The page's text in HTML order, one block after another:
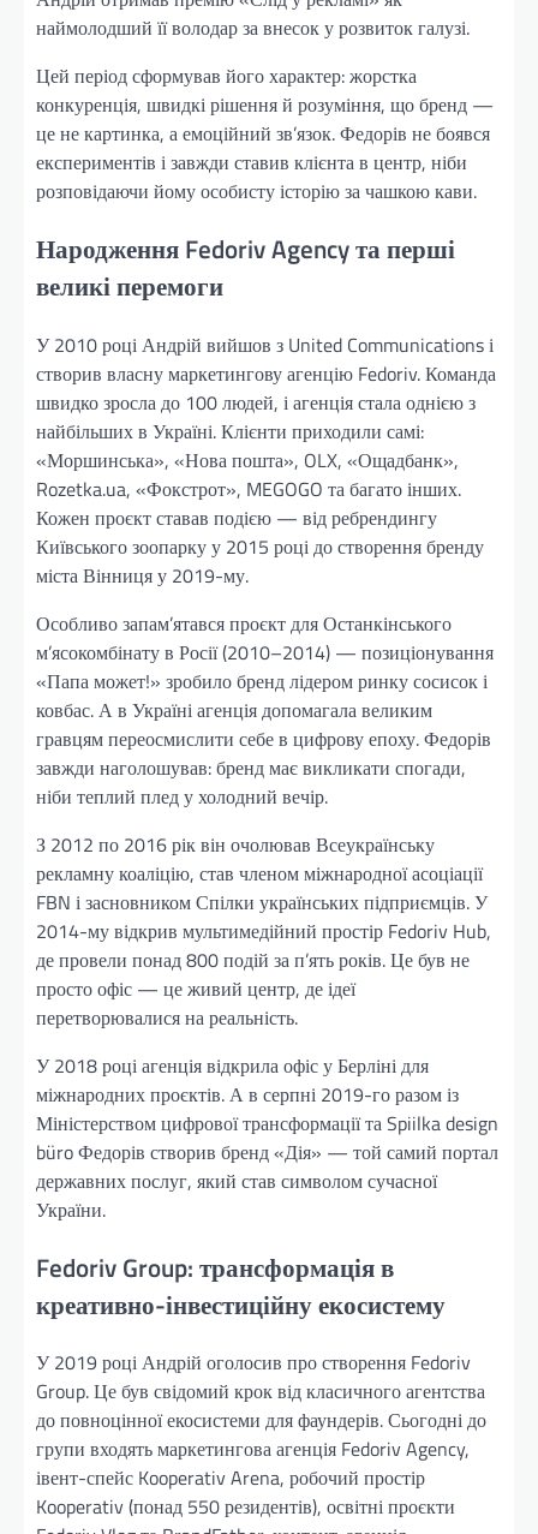
наймолодший її володар за внесок у розвиток галузі.
Цей період сформував його характер: жорстка
конкуренція, швидкі рішення й розуміння, що бренд —
це не картинка, а емоційний зв’язок. Федорів не боявся
експериментів і завжди ставив клієнта в центр, ніби
розповідаючи йому особисту історію за чашкою кави.
Народження Fedoriv Agency та перші
великі перемоги
У 2010 році Андрій вийшов з United Communications і
створив власну маркетингову агенцію Fedoriv. Команда
швидко зросла до 100 людей, і агенція стала однією з
найбільших в Україні. Клієнти приходили самі:
«Моршинська», «Нова пошта», OLX, «Ощадбанк»,
Rozetka.ua, «Фокстрот», MEGOGO та багато інших.
Кожен проєкт ставав подією — від ребрендингу
Київського зоопарку у 2015 році до створення бренду
міста Вінниця у 2019-му.
Особливо запам’ятався проєкт для Останкінського
м’ясокомбінату в Росії (2010–2014) — позиціонування
«Папа может!» зробило бренд лідером ринку сосисок і
ковбас. А в Україні агенція допомагала великим
гравцям переосмислити себе в цифрову епоху. Федорів
завжди наголошував: бренд має викликати спогади,
ніби теплий плед у холодний вечір.
З 2012 по 2016 рік він очолював Всеукраїнську
рекламну коаліцію, став членом міжнародної асоціації
FBN і засновником Спілки українських підприємців. У
2014-му відкрив мультимедійний простір Fedoriv Hub,
де провели понад 800 подій за п’ять років. Це був не
просто офіс — це живий центр, де ідеї
перетворювалися на реальність.
У 2018 році агенція відкрила офіс у Берліні для
міжнародних проєктів. А в серпні 2019-го разом із
Міністерством цифрової трансформації та Spiilka design
büro Федорів створив бренд «Дія» — той самий портал
державних послуг, який став символом сучасної
України.
Fedoriv Group: трансформація в
креативно-інвестиційну екосистему
У 2019 році Андрій оголосив про створення Fedoriv
Group. Це був свідомий крок від класичного агентства
до повноцінної екосистеми для фаундерів. Сьогодні до
групи входять маркетингова агенція Fedoriv Agency,
івент-спейс Kooperativ Arena, робочий простір
Kooperativ (понад 550 резидентів), освітні проєкти